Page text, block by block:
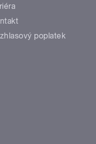
poplatek